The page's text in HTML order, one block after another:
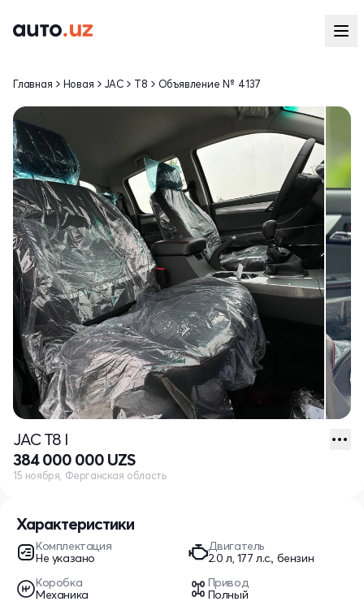
Характеристики
Комплектация
Не указано
Двигатель
2.0 л, 177 л.с., бензин
Коробка
Механика
Привод
Полный
Главная Новая JAC T8 Объявление № 4137
JAC T8 I
384 000 000 UZS
15 ноября, Ферганская область